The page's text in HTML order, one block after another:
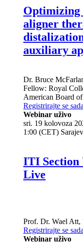
Optimizing
aligner
auxiliary
Dr. Bruce
Fellow: Royal
American Board
Registrirajte se sada
Webinar uživo
sri. 19 kolovoza
1:00 (CET)
ITI Section
Live
Prof. Dr. Wael Att,
Registrirajte se sada
Webinar uživo